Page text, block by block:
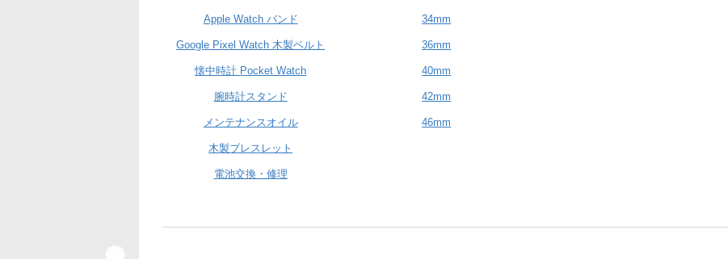
Apple Watch バンド
Google Pixel Watch 木製ベルト
懐中時計 Pocket Watch
腕時計スタンド
メンテナンスオイル
木製ブレスレット
電池交換・修理
34mm
36mm
40mm
42mm
46mm